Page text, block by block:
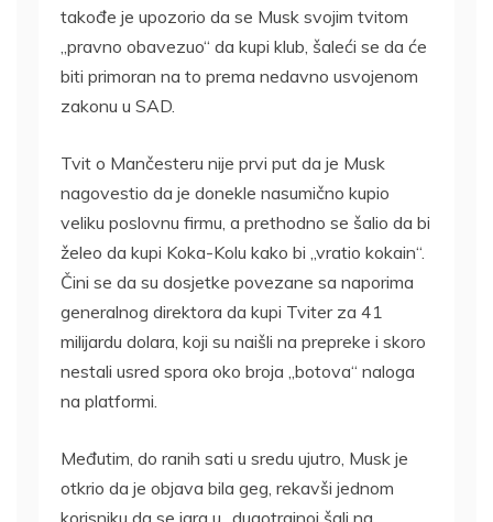
takođe je upozorio da se Musk svojim tvitom
„pravno obavezuo“ da kupi klub, šaleći se da će
biti primoran na to prema nedavno usvojenom
zakonu u SAD.
Tvit o Mančesteru nije prvi put da je Musk
nagovestio da je donekle nasumično kupio
veliku poslovnu firmu, a prethodno se šalio da bi
želeo da kupi Koka-Kolu kako bi „vratio kokain“.
Čini se da su dosjetke povezane sa naporima
generalnog direktora da kupi Tviter za 41
milijardu dolara, koji su naišli na prepreke i skoro
nestali usred spora oko broja „botova“ naloga
na platformi.
Međutim, do ranih sati u sredu ujutro, Musk je
otkrio da je objava bila geg, rekavši jednom